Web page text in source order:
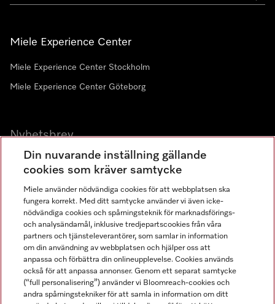
Miele Experience Center
Miele Experience Center Stockholm
Miele Experience Center Göteborg
Nyhetsbrev
Gå med i vår gemenskap
Miele på LinkedIn
Miele på Facebook
Miele på Instagram
Miele på Youtube
Din nuvarande inställning gällande
cookies som kräver samtycke
Miele använder nödvändiga cookies för att webbplatsen ska
fungera korrekt. Med ditt samtycke använder vi även icke-
nödvändiga cookies och spårningsteknik för marknadsförings-
och analysändamål, inklusive tredjepartscookies från våra
partners och tjänsteleverantörer, som samlar in information
om din användning av webbplatsen och hjälper oss att
anpassa och förbättra din onlineupplevelse. Cookies används
också för att anpassa annonser. Genom ett separat samtycke
(“full personalisering”) använder vi Bloomreach-cookies och
andra spårningstekniker för att samla in information om ditt